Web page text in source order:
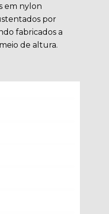
em nylon
por
fabricados a
de altura.